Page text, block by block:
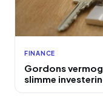
FINANCE
Gordons
slimme